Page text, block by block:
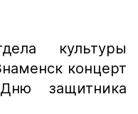
культуры
концерт
защитника